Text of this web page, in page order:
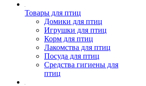
Товары для птиц
Домики для птиц
Игрушки для птиц
Корм для птиц
Лакомства для птиц
Посуда для птиц
Средства гигиены для
птиц